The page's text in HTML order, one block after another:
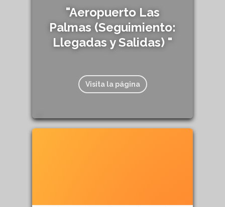
"Aeropuerto Las
Palmas (Seguimiento:
Llegadas y Salidas) "
Visita la página